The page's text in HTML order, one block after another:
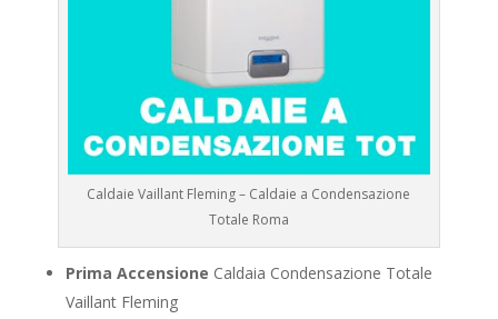
Caldaie Vaillant Fleming – Caldaie a Condensazione
Totale Roma
Prima Accensione Caldaia Condensazione Totale
Vaillant Fleming